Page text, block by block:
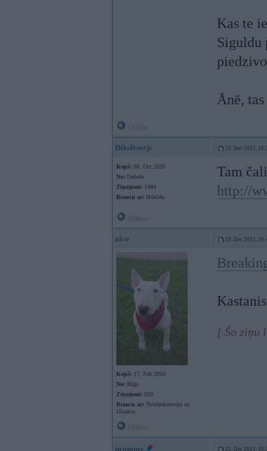
Kas te
Siguldu
Ānē,
DiksIrseejs 23. Dec 2021,
Kopš: 08. Oct 2020
No: Dobele
Ziņojumi: 1484
Braucu ar: Hibrīdu
Tam
http://
alco 23. Dec 2021,
Kopš: 17. Feb 2010
No: Rīga
Ziņojumi: 920
Braucu ar: Twitterkonvoju uz
Ukrainu
[ Šo ziņu
protams 23. Dec 2021,